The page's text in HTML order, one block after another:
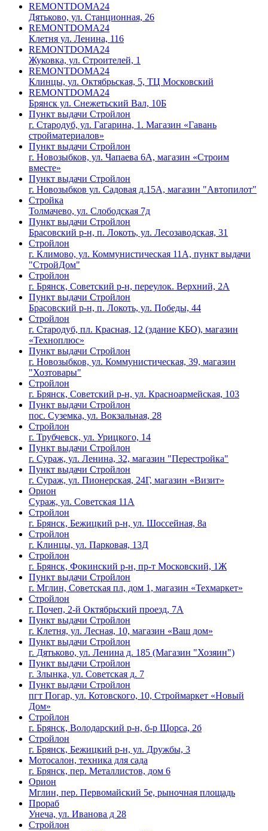
REMONTDOMA24
Дятьково, ул. Станционная, 26
REMONTDOMA24
Клетня ул. Ленина, 116
REMONTDOMA24
Жуковка, ул. Строителей, 1
REMONTDOMA24
Клинцы, ул. Октябрьская, 5, ТЦ Московский
REMONTDOMA24
Брянск ул. Снежетьский Вал, 10Б
Пункт выдачи Стройлон
г. Стародуб, ул. Гагарина, 1. Магазин «Гавань
стройматериалов»
Пункт выдачи Стройлон
г. Новозыбков, ул. Чапаева 6А, магазин «Строим
вместе»
Пункт выдачи Стройлон
г. Новозыбков ул. Садовая д.15А, магазин "Автопилот"
Стройка
Толмачево, ул. Слободская 7д
Пункт выдачи Стройлон
Брасовский р-н, п. Локоть, ул. Лесозаводская, 31
Стройлон
г. Климово, ул. Коммунистическая 11А, пункт выдачи
"СтройДом"
Стройлон
г. Брянск, Советский р-н, переулок. Верхний, 2А
Пункт выдачи Стройлон
Брасовский р-н, п. Локоть, ул. Победы, 44
Стройлон
г. Стародуб, пл. Красная, 12 (здание КБО), магазин
«Техноплюс»
Пункт выдачи Стройлон
г. Новозыбков, ул. Коммунистическая, 39, магазин
"Хозтовары"
Стройлон
г. Брянск, Советский р-н, ул. Красноармейская, 103
Пункт выдачи Стройлон
пос. Суземка, ул. Вокзальная, 28
Стройлон
г. Трубчевск, ул. Урицкого, 14
Пункт выдачи Стройлон
г. Сураж, ул. Ленина, 32, магазин "Перестройка"
Пункт выдачи Стройлон
г. Сураж, ул. Пионерская, 24Г, магазин «Визит»
Орион
Сураж, ул. Советская 11А
Стройлон
г. Брянск, Бежицкий р-н, ул. Шоссейная, 8а
Стройлон
г. Клинцы, ул. Парковая, 13Д
Стройлон
г. Брянск, Фокинский р-н, пр-т Московский, 1Ж
Пункт выдачи Стройлон
г. Мглин, Советская пл, дом 1, магазин «Техмаркет»
Стройлон
г. Почеп, 2-й Октябрьский проезд, 7А
Пункт выдачи Стройлон
г. Клетня, ул. Лесная, 10, магазин «Ваш дом»
Пункт выдачи Стройлон
г. Дятьково, ул. Ленина д. 185 (Магазин "Хозяин")
Пункт выдачи Стройлон
г. Злынка, ул. Советская д. 7
Пункт выдачи Стройлон
пгт Погар, ул. Котовского, 10, Строймаркет «Новый
Дом»
Стройлон
г. Брянск, Володарский р-н, б-р Щорса, 2б
Стройлон
г. Брянск, Бежицкий р-н, ул. Дружбы, 3
Мотосалон, техника для сада
г. Брянск, пер. Металлистов, дом 6
Орион
Мглин, пер. Первомайский 5е, рыночная площадь
Прораб
Унеча, ул. Иванова д 28
Стройлон